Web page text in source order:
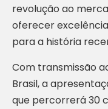
revolução ao
oferecer
para a história
Com transmissão
Brasil, a
que percorrerá 30